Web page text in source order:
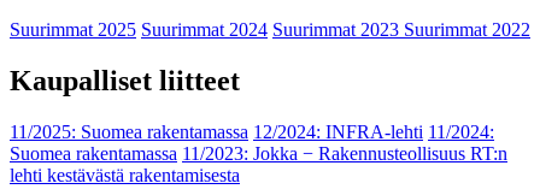
Suurimmat 2025 Suurimmat 2024 Suurimmat 2023 Suurimmat 2022
Kaupalliset liitteet
11/2025: Suomea rakentamassa 12/2024: INFRA-lehti 11/2024:
Suomea rakentamassa 11/2023: Jokka − Rakennusteollisuus RT:n
lehti kestävästä rakentamisesta